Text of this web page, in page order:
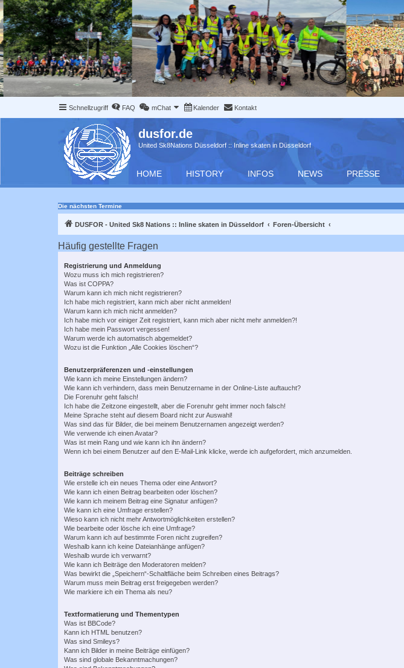
Schnellzugriff FAQ mChat Kalender Kontakt
dusfor.de
United Sk8Nations Düsseldorf :: Inline skaten in Düsseldorf
HOME HISTORY INFOS NEWS PRESSE
Die nächsten Termine
DUSFOR - United Sk8 Nations :: Inline skaten in Düsseldorf Foren-Übersicht
Häufig gestellte Fragen
Registrierung und Anmeldung
Wozu muss ich mich registrieren?
Was ist COPPA?
Warum kann ich mich nicht registrieren?
Ich habe mich registriert, kann mich aber nicht anmelden!
Warum kann ich mich nicht anmelden?
Ich habe mich vor einiger Zeit registriert, kann mich aber nicht mehr anmelden?!
Ich habe mein Passwort vergessen!
Warum werde ich automatisch abgemeldet?
Wozu ist die Funktion „Alle Cookies löschen“?
Benutzerpräferenzen und -einstellungen
Wie kann ich meine Einstellungen ändern?
Wie kann ich verhindern, dass mein Benutzername in der Online-Liste auftaucht?
Die Forenuhr geht falsch!
Ich habe die Zeitzone eingestellt, aber die Forenuhr geht immer noch falsch!
Meine Sprache steht auf diesem Board nicht zur Auswahl!
Was sind das für Bilder, die bei meinem Benutzernamen angezeigt werden?
Wie verwende ich einen Avatar?
Was ist mein Rang und wie kann ich ihn ändern?
Wenn ich bei einem Benutzer auf den E-Mail-Link klicke, werde ich aufgefordert, mich anzumelden.
Beiträge schreiben
Wie erstelle ich ein neues Thema oder eine Antwort?
Wie kann ich einen Beitrag bearbeiten oder löschen?
Wie kann ich meinem Beitrag eine Signatur anfügen?
Wie kann ich eine Umfrage erstellen?
Wieso kann ich nicht mehr Antwortmöglichkeiten erstellen?
Wie bearbeite oder lösche ich eine Umfrage?
Warum kann ich auf bestimmte Foren nicht zugreifen?
Weshalb kann ich keine Dateianhänge anfügen?
Weshalb wurde ich verwarnt?
Wie kann ich Beiträge den Moderatoren melden?
Was bewirkt die „Speichern“-Schaltfläche beim Schreiben eines Beitrags?
Warum muss mein Beitrag erst freigegeben werden?
Wie markiere ich ein Thema als neu?
Textformatierung und Thementypen
Was ist BBCode?
Kann ich HTML benutzen?
Was sind Smileys?
Kann ich Bilder in meine Beiträge einfügen?
Was sind globale Bekanntmachungen?